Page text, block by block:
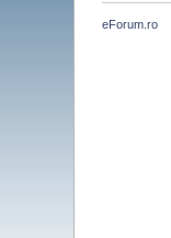
eForum.ro